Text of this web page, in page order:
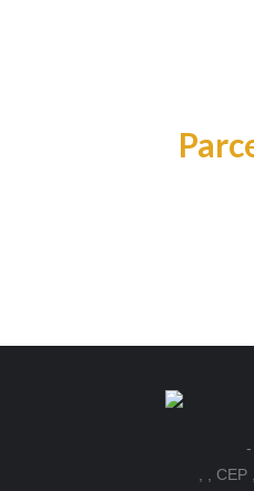
-
, , CEP